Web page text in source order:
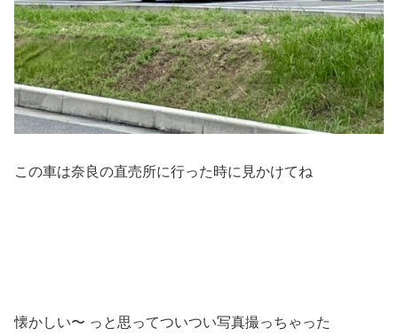
この車は奈良の直売所に行った時に見かけてね
懐かしい〜 っと思ってついつい写真撮っちゃった